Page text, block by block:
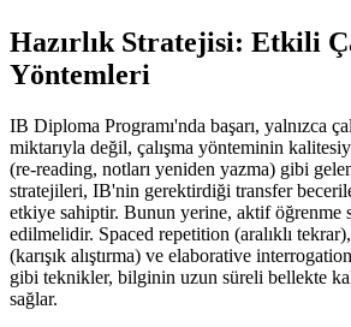
Hazırlık Stratejisi: Etkili
Yöntemleri
IB Diploma Programı'nda başarı, yalnızca
miktarıyla değil, çalışma yönteminin
(re-reading, notları yeniden yazma) gibi
stratejileri, IB'nin gerektirdiği transfer
etkiye sahiptir. Bunun yerine, aktif öğrenme
edilmelidir. Spaced repetition (aralıklı
(karışık alıştırma) ve elaborative
gibi teknikler, bilginin uzun süreli bellekte
sağlar.